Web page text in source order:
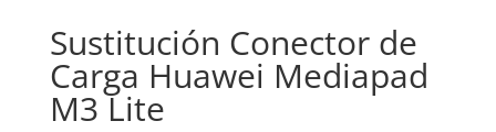
Sustitución Conector de
Carga Huawei Mediapad
M3 Lite